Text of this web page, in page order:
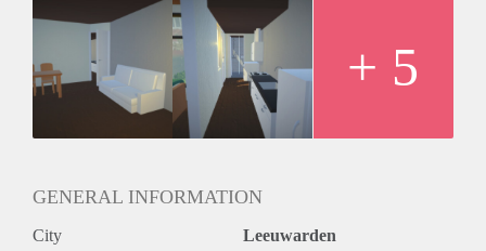
+ 5
GENERAL INFORMATION
City Leeuwarden